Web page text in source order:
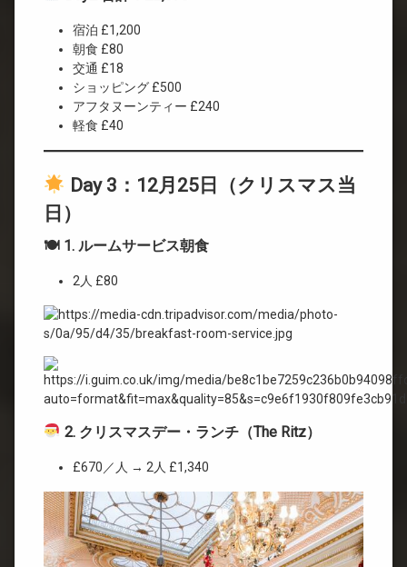
宿泊 £1,200
朝食 £80
交通 £18
ショッピング £500
アフタヌーンティー £240
軽食 £40
Day 3：12月25日（クリスマス当
日）
🍽 1. ルームサービス朝食
2人 £80
2. クリスマスデー・ランチ（The Ritz）
£670／人 → 2人 £1,340